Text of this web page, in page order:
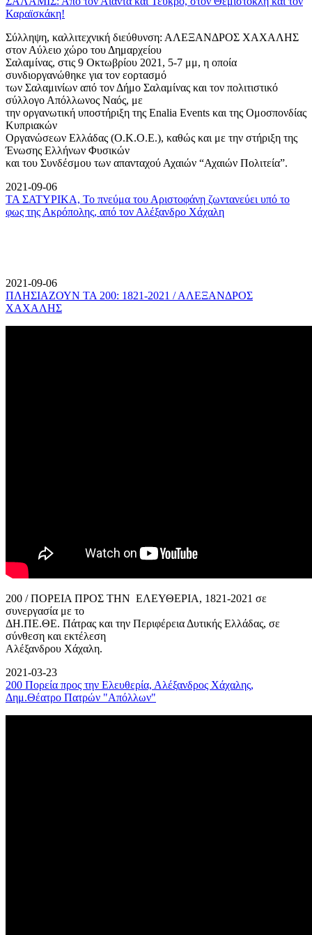
Καραϊσκάκη!
Σύλληψη, καλλιτεχνική διεύθυνση: ΑΛΕΞΑΝΔΡΟΣ ΧΑΧΑΛΗΣ
στον Αύλειο χώρο του Δημαρχείου
Σαλαμίνας, στις 9 Οκτωβρίου 2021, 5-7 μμ, η οποία
συνδιοργανώθηκε για τον εορτασμό
των Σαλαμινίων από τον Δήμο Σαλαμίνας και τον πολιτιστικό
σύλλογο Απόλλωνος Ναός, με
την οργανωτική υποστήριξη της Enalia Events και της Ομοσπονδίας
Κυπριακών
Οργανώσεων Ελλάδας (Ο.Κ.Ο.Ε.), καθώς και με την στήριξη της
Ένωσης Ελλήνων Φυσικών
και του Συνδέσμου των απανταχού Αχαιών “Αχαιών Πολιτεία”.
2021-09-06
ΤΑ ΣΑΤΥΡΙΚΑ, Το πνεύμα του Αριστοφάνη ζωντανεύει υπό το
φως της Ακρόπολης, από τον Αλέξανδρο Χάχαλη
2021-09-06
ΠΛΗΣΙΑΖΟΥΝ ΤΑ 200: 1821-2021 / ΑΛΕΞΑΝΔΡΟΣ
ΧΑΧΑΛΗΣ
200 / ΠΟΡΕΙΑ ΠΡΟΣ ΤΗΝ ΕΛΕΥΘΕΡΙΑ, 1821-2021 σε
συνεργασία με το
ΔΗ.ΠΕ.ΘΕ. Πάτρας και την Περιφέρεια Δυτικής Ελλάδας, σε
σύνθεση και εκτέλεση
Αλέξανδρου Χάχαλη.
2021-03-23
200 Πορεία προς την Ελευθερία, Αλέξανδρος Χάχαλης,
Δημ.Θέατρο Πατρών "Απόλλων"